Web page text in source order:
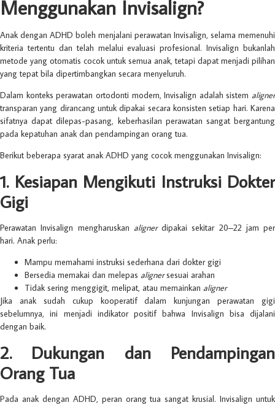
Menggunakan Invisalign?
Anak dengan ADHD boleh menjalani perawatan Invisalign, selama memenuhi
kriteria tertentu dan telah melalui evaluasi profesional. Invisalign bukanlah
metode yang otomatis cocok untuk semua anak, tetapi dapat menjadi pilihan
yang tepat bila dipertimbangkan secara menyeluruh.
Dalam konteks perawatan ortodonti modern, Invisalign adalah sistem aligner
transparan yang dirancang untuk dipakai secara konsisten setiap hari. Karena
sifatnya dapat dilepas-pasang, keberhasilan perawatan sangat bergantung
pada kepatuhan anak dan pendampingan orang tua.
Berikut beberapa syarat anak ADHD yang cocok menggunakan Invisalign:
1. Kesiapan Mengikuti Instruksi Dokter
Gigi
Perawatan Invisalign mengharuskan alignerdipakai sekitar 20–22 jam per
hari. Anak perlu:
Mampu memahami instruksi sederhana dari dokter gigi
Bersedia memakai dan melepas alignersesuai arahan
Tidak sering menggigit, melipat, atau memainkan aligner
Jika anak sudah cukup kooperatif dalam kunjungan perawatan gigi
sebelumnya, ini menjadi indikator positif bahwa Invisalign bisa dijalani
dengan baik.
2. Dukungan dan Pendampingan
Orang Tua
Pada anak dengan ADHD, peran orang tua sangat krusial. Invisalign untuk